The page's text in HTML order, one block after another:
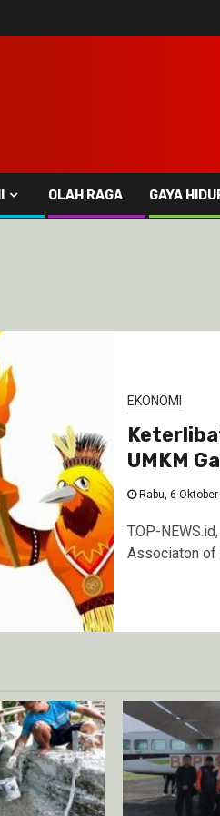
OLAH RAGA GAYA
EKONOMI
UMKM
Rabu, 6 Oktober
TOP-
Associaton of